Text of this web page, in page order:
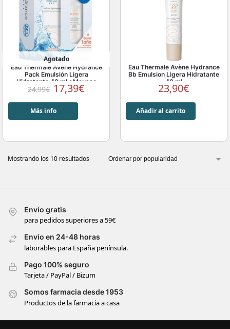
Agotado
Eau Thermale Avène Hydrance
Pack Emulsión Ligera
Hidratante 40 ml +Mousse
Limpiadora Regalo
24,99€ 17,39€
Más info
Eau Thermale Avène Hydrance
Bb Emulsion Ligera Hidratante
40 ml
23,90€
Añadir al carrito
Mostrando los 10 resultados
Envío gratis
para pedidos superiores a 59€
Envío en 24-48 horas
laborables para España península.
Pago 100% seguro
Tarjeta / PayPal / Bizum
Somos farmacia desde 1953
Productos de la farmacia a casa